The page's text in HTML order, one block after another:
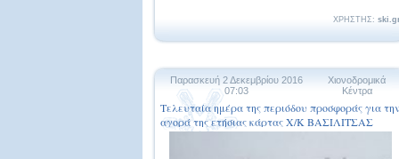
ΧΡΗΣΤΗΣ:
Παρασκευή 2 Δεκεμβρίου 2016
07:03
Χιονοδρομικά
Κέντρα
Τελευταία ημέρα της περιόδου προσφοράς για την
αγορά της ετήσιας κάρτας Χ/Κ ΒΑΣΙΛΙΤΣΑΣ